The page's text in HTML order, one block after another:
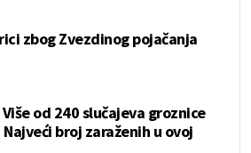
zbog Zvezdinog pojačanja
od 240 slučajeva groznice
broj zaraženih u ovoj